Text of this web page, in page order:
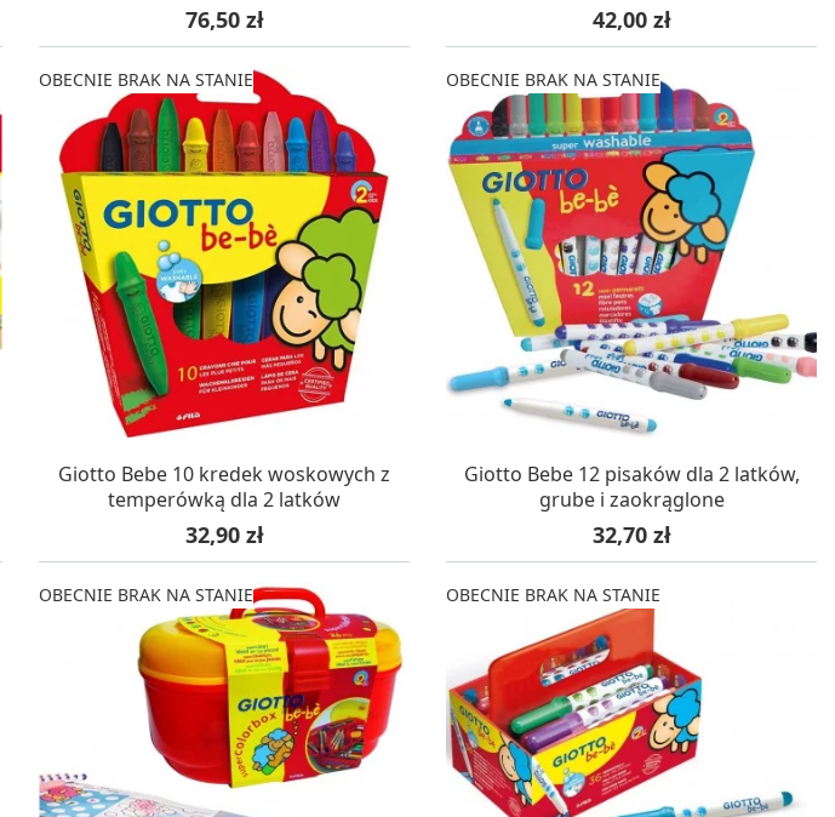
Cena
76,50 zł Cena
42,00 zł
Giotto Bebe 10 kredek woskowych z
temperówką dla 2 latków
Cena
32,90 zł
OBECNIE BRAK NA STANIE
OCZEKUJEMY NA DOSTAWĘ
Giotto Bebe 12 pisaków dla 2 latków,
grube i zaokrąglone
Cena
32,70 zł
OBECNIE BRAK NA STANIE
OBECNIE BRAK NA STANIE OBECNIE BRAK NA STANIE